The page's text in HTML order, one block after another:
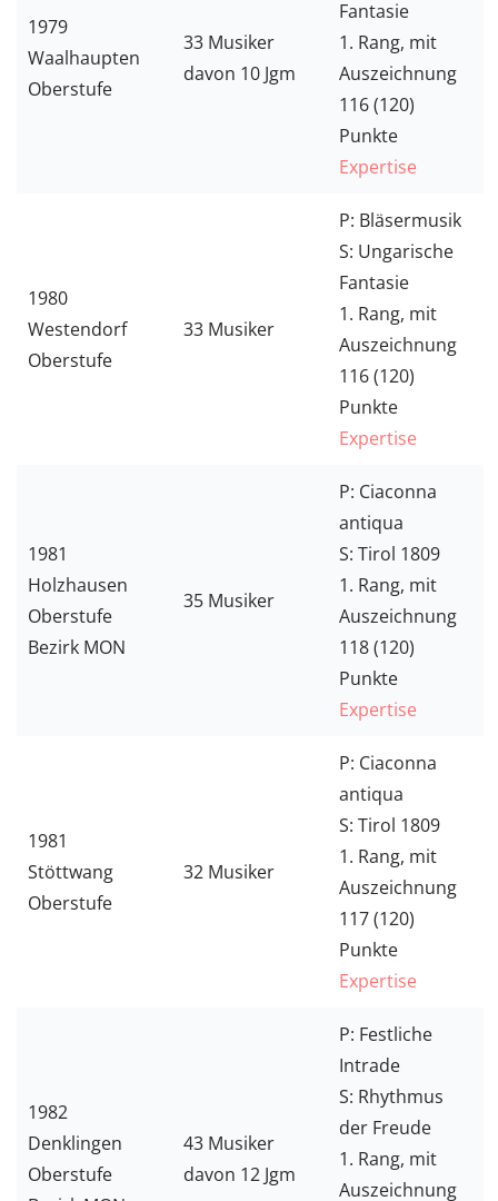
1979
Waalhaupten
Oberstufe
33 Musiker
davon 10 Jgm
Fantasie
1. Rang, mit
Auszeichnung
116 (120)
Punkte
Expertise
1980
Westendorf
Oberstufe
33 Musiker
P: Bläsermusik
S: Ungarische
Fantasie
1. Rang, mit
Auszeichnung
116 (120)
Punkte
Expertise
1981
Holzhausen
Oberstufe
Bezirk MON
35 Musiker
P: Ciaconna
antiqua
S: Tirol 1809
1. Rang, mit
Auszeichnung
118 (120)
Punkte
Expertise
1981
Stöttwang
Oberstufe
32 Musiker
P: Ciaconna
antiqua
S: Tirol 1809
1. Rang, mit
Auszeichnung
117 (120)
Punkte
Expertise
1982
Denklingen
Oberstufe
43 Musiker
davon 12 Jgm
P: Festliche
Intrade
S: Rhythmus
der Freude
1. Rang, mit
Auszeichnung